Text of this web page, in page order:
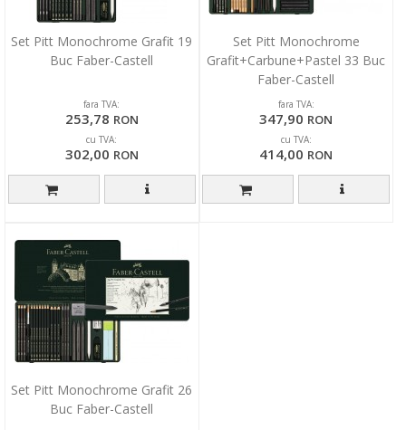
Set Pitt Monochrome Grafit 19
Buc Faber-Castell
fara TVA:
253,78 RON
cu TVA:
302,00 RON
Set Pitt Monochrome
Grafit+Carbune+Pastel 33 Buc
Faber-Castell
fara TVA:
347,90 RON
cu TVA:
414,00 RON
Set Pitt Monochrome Grafit 26
Buc Faber-Castell